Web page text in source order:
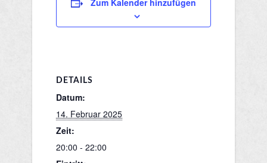
Zum Kalender hinzufügen
DETAILS
Datum:
14. Februar 2025
Zeit:
20:00 - 22:00